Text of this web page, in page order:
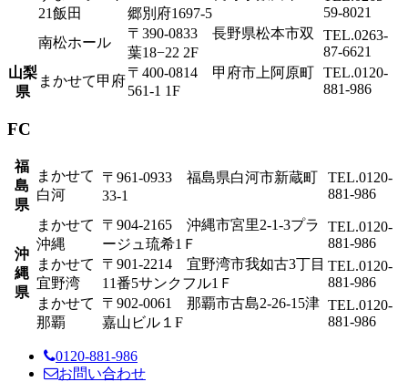
21飯田
郷別府1697-5
59-8021
南松ホール
〒390-0833 長野県松本市双
葉18−22 2F
TEL.0263-
87-6621
山梨
県
まかせて甲府
〒400-0814 甲府市上阿原町
561-1 1F
TEL.0120-
881-986
FC
福
島
県
まかせて
白河
〒961-0933 福島県白河市新蔵町
33-1
TEL.0120-
881-986
沖
縄
県
まかせて
沖縄
〒904-2165 沖縄市宮里2-1-3プラ
ージュ琉希1Ｆ
TEL.0120-
881-986
まかせて
宜野湾
〒901-2214 宜野湾市我如古3丁目
11番5サンクフル1Ｆ
TEL.0120-
881-986
まかせて
那覇
〒902-0061 那覇市古島2-26-15津
嘉山ビル１F
TEL.0120-
881-986
0120-881-986
お問い合わせ